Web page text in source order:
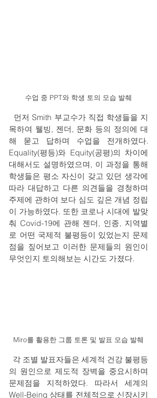
수업 중 PPT와 학생 토의 모습 발췌
목하여 웰빙, 젠더, 문화 등의 정의에 대
해 묻고 답하며 수업을 전개하였다.
Equality(평등)와 Equity(공평)의 차이에
대해서도 설명하였으며, 이 과정을 통해
학생들은 평소 자신이 갖고 있던 생각에
따라 대답하고 다른 의견들을 경청하며
주제에 관하여 보다 심도 깊은 개념 정립
이 가능하였다. 또한 코로나 시대에 발맞
춰 Covid-19에 관해 젠더, 인종, 지역별
로 어떤 국제적 불평등이 있었는지 문제
점을 짚어보고 이러한 문제들의 원인이
무엇인지 토의해보는 시간도 가졌다.
Miro를 활용한 그룹 토론 및 발표 모습 발췌
의 원인으로 제도적 장벽을 중요시하며
문제점을 지적하였다. 따라서 세계의
Well-Being 상태를 전체적으로 신장시키